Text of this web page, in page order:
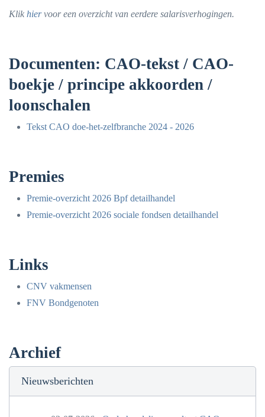
Klik hiervoor een overzicht van eerdere salarisverhogingen.
Documenten: CAO-tekst / CAO-
boekje / principe akkoorden /
loonschalen
Tekst CAO doe-het-zelfbranche 2024 - 2026
Premies
Premie-overzicht 2026 Bpf detailhandel
Premie-overzicht 2026 sociale fondsen detailhandel
Links
CNV vakmensen
FNV Bondgenoten
Archief
Nieuwsberichten